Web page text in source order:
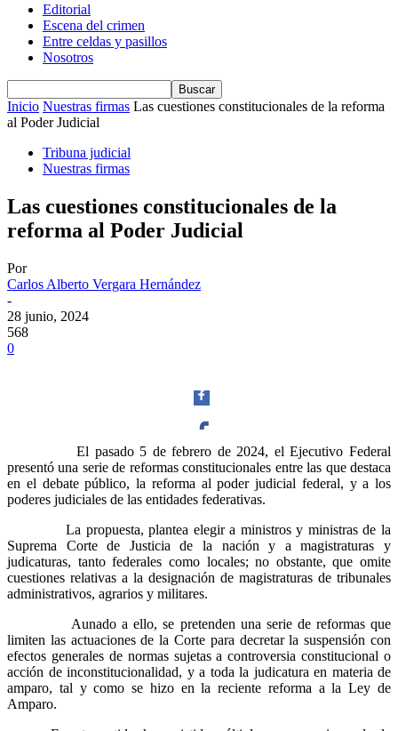
Editorial
Escena del crimen
Entre celdas y pasillos
Nosotros
Inicio Nuestras firmas Las cuestiones constitucionales de la reforma
al Poder Judicial
Tribuna judicial
Nuestras firmas
Las cuestiones constitucionales de la
reforma al Poder Judicial
Por
Carlos Alberto Vergara Hernández
-
28 junio, 2024
568
0
Facebook
Twitter
Whatsapp
El pasado 5 de febrero de 2024, el Ejecutivo Federal
presentó una serie de reformas constitucionales entre las que destaca
en el debate público, la reforma al poder judicial federal, y a los
poderes judiciales de las entidades federativas.
La propuesta, plantea elegir a ministros y ministras de la
Suprema Corte de Justicia de la nación y a magistraturas y
judicaturas, tanto federales como locales; no obstante, que omite
cuestiones relativas a la designación de magistraturas de tribunales
administrativos, agrarios y militares.
Aunado a ello, se pretenden una serie de reformas que
limiten las actuaciones de la Corte para decretar la suspensión con
efectos generales de normas sujetas a controversia constitucional o
acción de inconstitucionalidad, y a toda la judicatura en materia de
amparo, tal y como se hizo en la reciente reforma a la Ley de
Amparo.